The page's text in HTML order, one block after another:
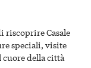
riscoprire Casale
speciali, visite
della città